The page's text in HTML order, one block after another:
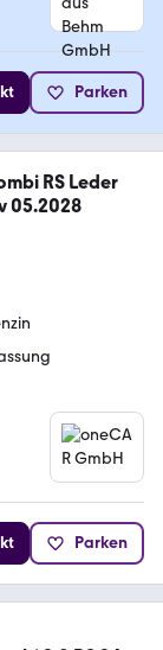
Parken
RS Leder
05.2028
Parken